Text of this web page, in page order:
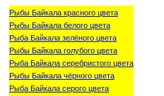
Рыбы Байкала красного цвета
Рыбы Байкала белого цвета
Рыба Байкала зелёного цвета
Рыбы Байкала голубого цвета
Рыба Байкала серебристого цвета
Рыбы Байкала чёрного цвета
Рыба Байкала серого цвета